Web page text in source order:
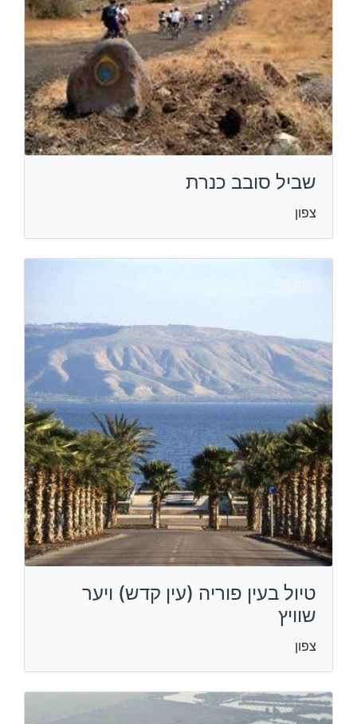
שביל סובב כנרת
צפון
טיול בעין פוריה (עין קדש) ויער
שוויץ
צפון